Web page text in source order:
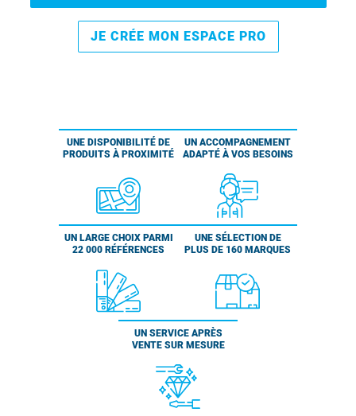
JE CRÉE MON ESPACE PRO
UNE DISPONIBILITÉ DE
PRODUITS À PROXIMITÉ
UN ACCOMPAGNEMENT
ADAPTÉ À VOS BESOINS
UN LARGE CHOIX PARMI
22 000 RÉFÉRENCES
UNE SÉLECTION DE
PLUS DE 160 MARQUES
UN SERVICE APRÈS
VENTE SUR MESURE